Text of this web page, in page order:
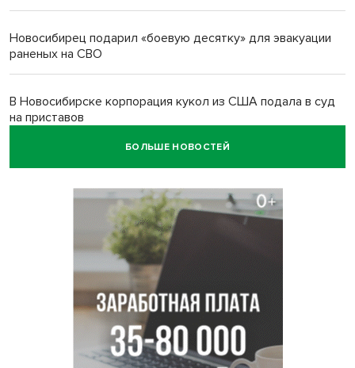
Новосибирец подарил «боевую десятку» для эвакуации
раненых на СВО
В Новосибирске корпорация кукол из США подала в суд
на приставов
БОЛЬШЕ НОВОСТЕЙ